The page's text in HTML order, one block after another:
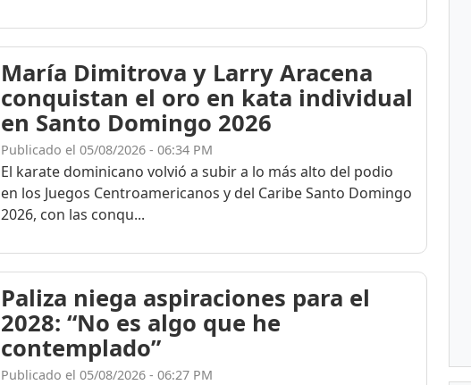
María Dimitrova y Larry Aracena
conquistan el oro en kata individual
en Santo Domingo 2026
Publicado el 05/08/2026 - 06:34 PM
El karate dominicano volvió a subir a lo más alto del podio
en los Juegos Centroamericanos y del Caribe Santo Domingo
2026, con las conqu...
Paliza niega aspiraciones para el
2028: “No es algo que he
contemplado”
Publicado el 05/08/2026 - 06:27 PM